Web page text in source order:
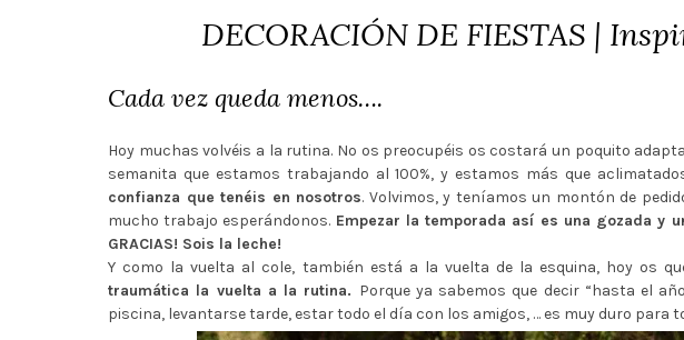
DECORACIÓN DE FIESTAS |
Cada vez queda menos….
Hoy muchas volvéis a la rutina. No os preocupéis os costará un poquito
semanita que estamos trabajando al 100%, y estamos más que
confianza que tenéis en nosotros. Volvimos, y teníamos un montón de
mucho trabajo esperándonos. Empezar la temporada así es una gozada y
GRACIAS! Sois la leche!
Y como la vuelta al cole, también está a la vuelta de la esquina, hoy os
traumática la vuelta a la rutina. Porque ya sabemos que decir “hasta el
piscina, levantarse tarde, estar todo el día con los amigos, … es muy duro para